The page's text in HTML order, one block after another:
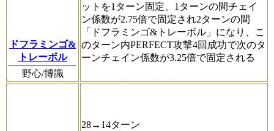
ドフラミンゴ&
トレーボル
野心/博識
ットを1ターン固定、1ターンの間チェイ
ン係数が2.75倍で固定され2ターンの間
「ドフラミンゴ&トレーボル」になり、こ
のターン内PERFECT攻撃4回成功で次のタ
ーンチェイン係数が3.25倍で固定される
28→14ターン